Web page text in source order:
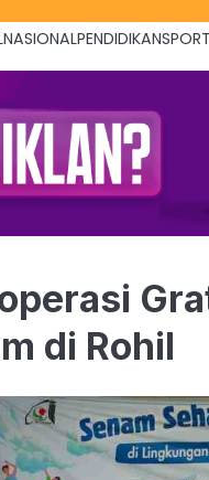
NASIONALPENDIDIKANSPORT
di Rohil